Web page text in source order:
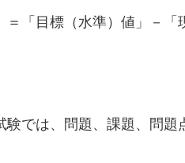
＝「目標（水準）値」－「
験では、問題、課題、問題